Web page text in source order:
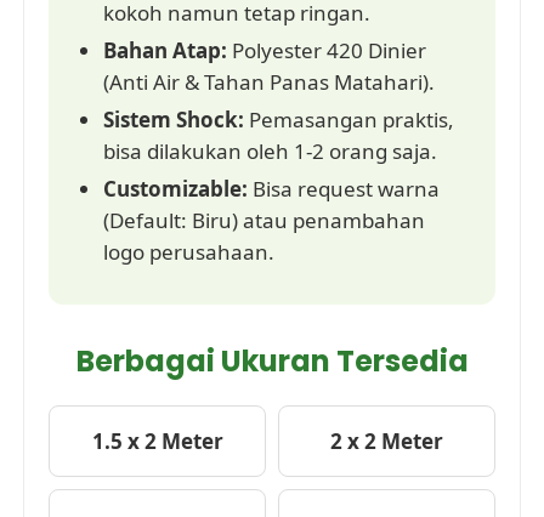
kokoh namun tetap ringan.
Bahan Atap: Polyester 420 Dinier
(Anti Air & Tahan Panas Matahari).
Sistem Shock: Pemasangan praktis,
bisa dilakukan oleh 1-2 orang saja.
Customizable: Bisa request warna
(Default: Biru) atau penambahan
logo perusahaan.
Berbagai Ukuran Tersedia
1.5 x 2 Meter 2 x 2 Meter